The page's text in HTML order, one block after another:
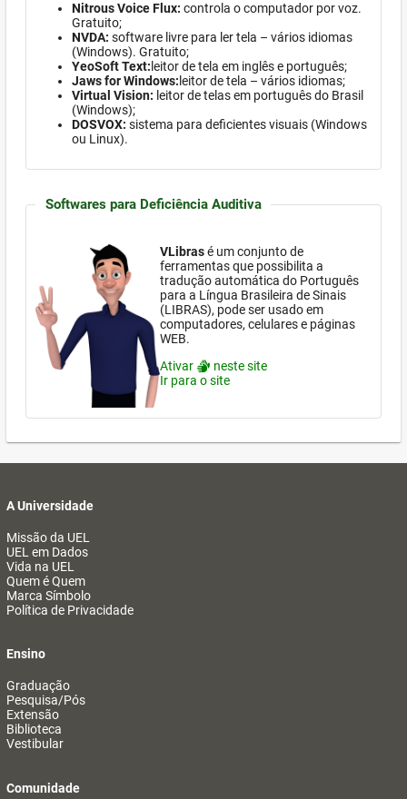
Nitrous Voice Flux: controla o computador por voz.
Gratuito;
NVDA: software livre para ler tela – vários idiomas
(Windows). Gratuito;
YeoSoft Text: leitor de tela em inglês e português;
Jaws for Windows: leitor de tela – vários idiomas;
Virtual Vision: leitor de telas em português do Brasil
(Windows);
DOSVOX: sistema para deficientes visuais (Windows
ou Linux).
Softwares para Deficiência Auditiva
VLibrasé um conjunto de
ferramentas que possibilita a
tradução automática do Português
para a Língua Brasileira de Sinais
(LIBRAS), pode ser usado em
computadores, celulares e páginas
WEB.
Ativar
neste site
Ir para o site
A Universidade
Missão da UEL
UEL em Dados
Vida na UEL
Quem é Quem
Marca Símbolo
Política de Privacidade
Ensino
Graduação
Pesquisa/Pós
Extensão
Biblioteca
Vestibular
Comunidade